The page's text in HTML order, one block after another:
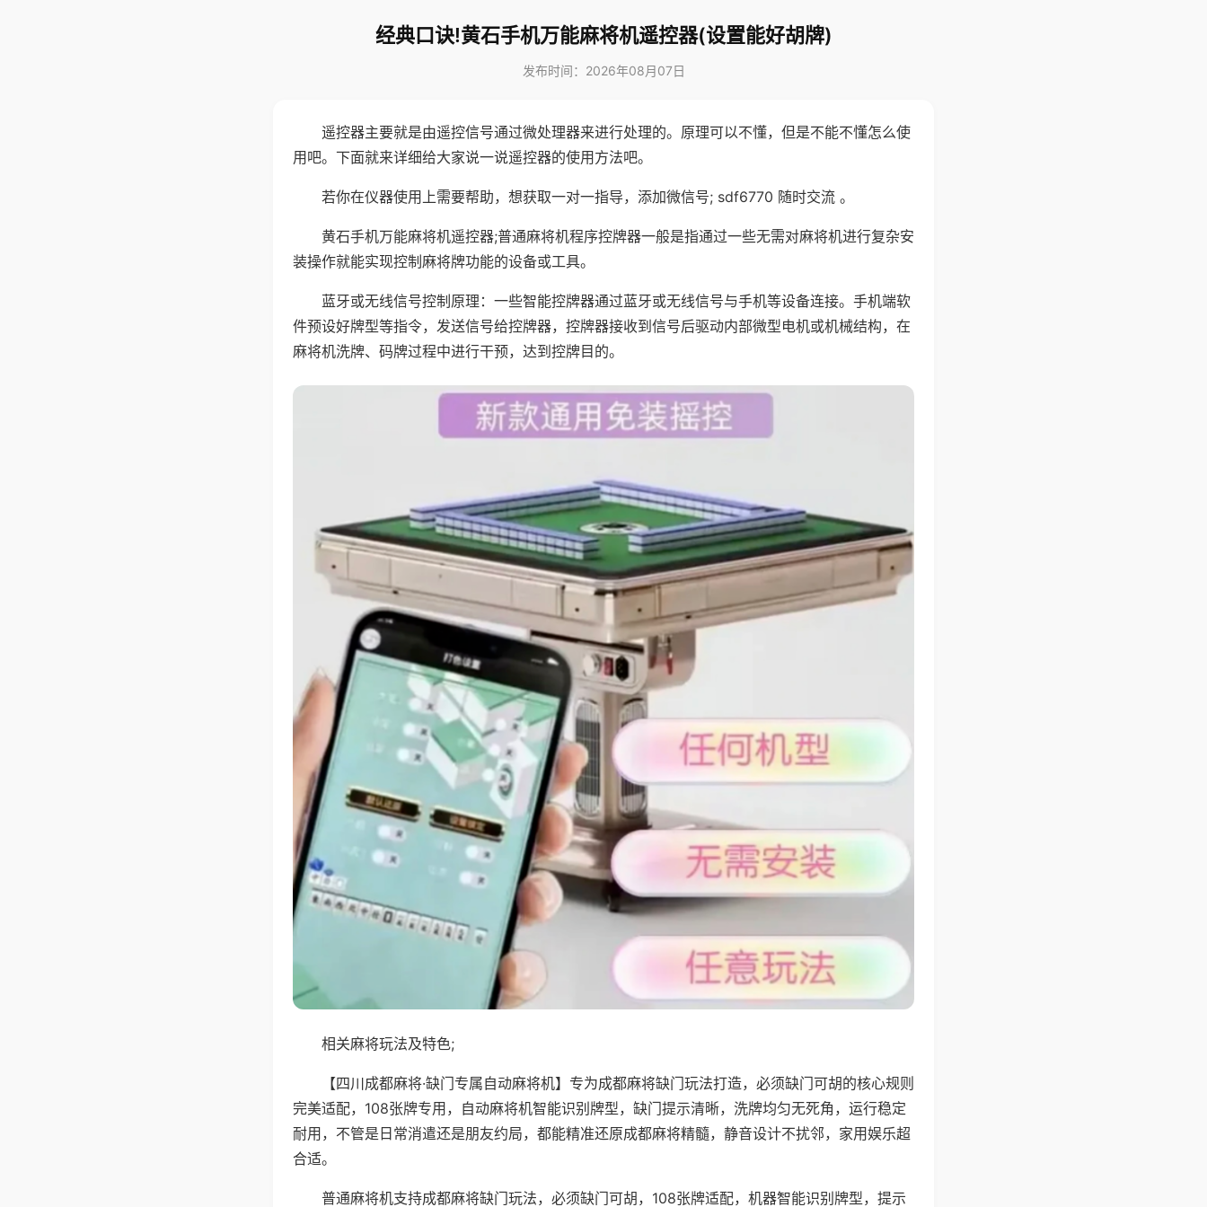
经典口诀!黄石手机万能麻将机遥控器(设置能好胡牌)
发布时间：2026年08月07日
遥控器主要就是由遥控信号通过微处理器来进行处理的。原理可以不懂，但是不能不懂怎么使
用吧。下面就来详细给大家说一说遥控器的使用方法吧。
若你在仪器使用上需要帮助，想获取一对一指导，添加微信号; sdf6770 随时交流 。
黄石手机万能麻将机遥控器;普通麻将机程序控牌器一般是指通过一些无需对麻将机进行复杂安
装操作就能实现控制麻将牌功能的设备或工具。
蓝牙或无线信号控制原理：一些智能控牌器通过蓝牙或无线信号与手机等设备连接。手机端软
件预设好牌型等指令，发送信号给控牌器，控牌器接收到信号后驱动内部微型电机或机械结构，在
麻将机洗牌、码牌过程中进行干预，达到控牌目的。
相关麻将玩法及特色;
【四川成都麻将·缺门专属自动麻将机】专为成都麻将缺门玩法打造，必须缺门可胡的核心规则
完美适配，108张牌专用，自动麻将机智能识别牌型，缺门提示清晰，洗牌均匀无死角，运行稳定
耐用，不管是日常消遣还是朋友约局，都能精准还原成都麻将精髓，静音设计不扰邻，家用娱乐超
合适。
普通麻将机支持成都麻将缺门玩法，必须缺门可胡，108张牌适配，机器智能识别牌型，提示